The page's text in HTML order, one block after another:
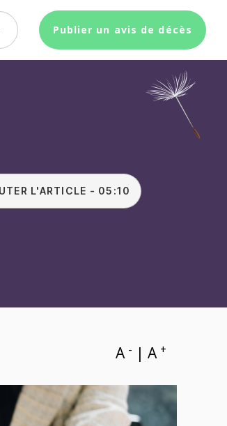
Publier un avis de décès
ECOUTER L'ARTICLE - 05:10
A - | A +